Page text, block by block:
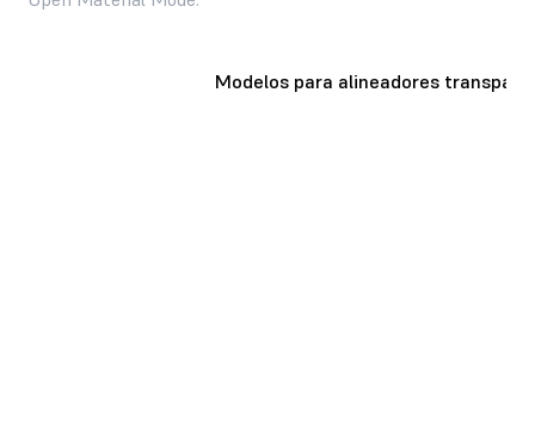
Modelos para alineadores